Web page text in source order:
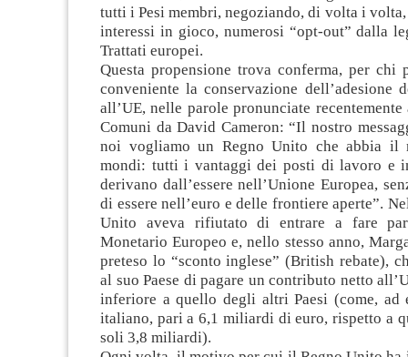
tutti i Pesi membri, negoziando, di volta i
interessi in gioco, numerosi “opt-out” dalla
Trattati europei.
Questa propensione trova conferma, per chi
conveniente la conservazione dell’adesione
all’UE, nelle parole pronunciate
Comuni da David Cameron: “Il nostro
noi vogliamo un Regno Unito che abbia il
mondi: tutti i vantaggi dei posti di lavoro e
derivano dall’essere nell’Unione Europea,
di essere nell’euro e delle frontiere aperte”.
Unito aveva rifiutato di entrare a fare
Monetario Europeo e, nello stesso anno,
preteso lo “sconto inglese” (British rebate),
al suo Paese di pagare un contributo netto
inferiore a quello degli altri Paesi (come, ad
italiano, pari a 6,1 miliardi di euro, rispetto a
soli 3,8 miliardi).